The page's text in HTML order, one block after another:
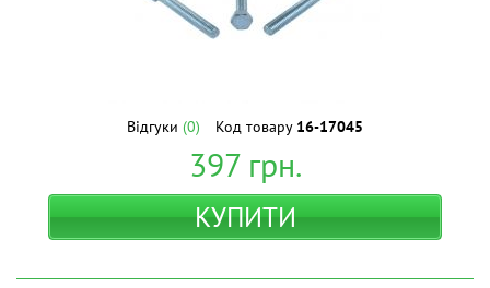
Відгуки (0) Код товару 16-17045
397грн.
КУПИТИ